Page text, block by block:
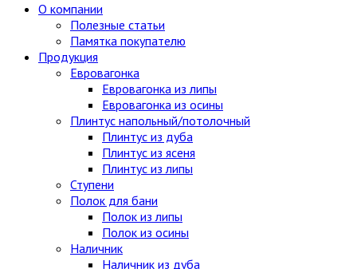
О компании
Полезные статьи
Памятка покупателю
Продукция
Евровагонка
Евровагонка из липы
Евровагонка из осины
Плинтус напольный/потолочный
Плинтус из дуба
Плинтус из ясеня
Плинтус из липы
Ступени
Полок для бани
Полок из липы
Полок из осины
Наличник
Наличник из дуба